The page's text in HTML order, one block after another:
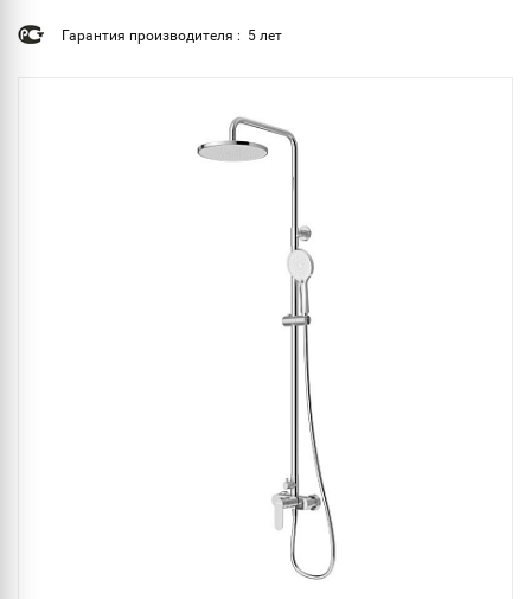
Гарантия производителя : 5 лет